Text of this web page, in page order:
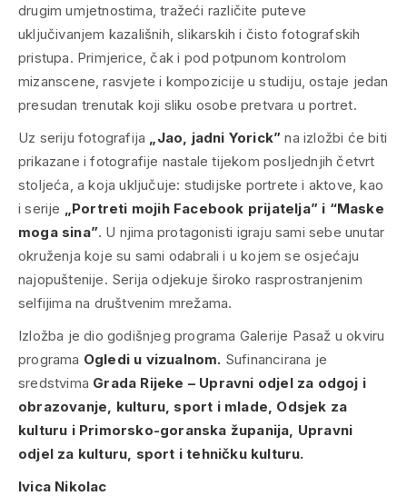
drugim umjetnostima, tražeći različite puteve
uključivanjem kazališnih, slikarskih i čisto fotografskih
pristupa. Primjerice, čak i pod potpunom kontrolom
mizanscene, rasvjete i kompozicije u studiju, ostaje jedan
presudan trenutak koji sliku osobe pretvara u portret.
Uz seriju fotografija „Jao, jadni Yorick” na izložbi će biti
prikazane i fotografije nastale tijekom posljednjih četvrt
stoljeća, a koja uključuje: studijske portrete i aktove, kao
i serije „Portreti mojih Facebook prijatelja” i “Maske
moga sina”. U njima protagonisti igraju sami sebe unutar
okruženja koje su sami odabrali i u kojem se osjećaju
najopuštenije. Serija odjekuje široko rasprostranjenim
selfijima na društvenim mrežama.
Izložba je dio godišnjeg programa Galerije Pasaž u okviru
programa Ogledi u vizualnom. Sufinancirana je
sredstvima Grada Rijeke – Upravni odjel za odgoj i
obrazovanje, kulturu, sport i mlade, Odsjek za
kulturu i Primorsko-goranska županija, Upravni
odjel za kulturu, sport i tehničku kulturu.
Ivica Nikolac